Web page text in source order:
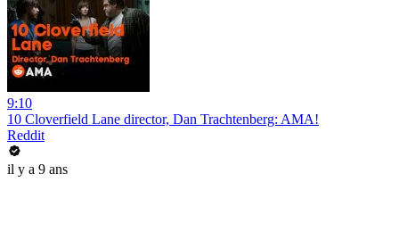
9:10
10 Cloverfield Lane director, Dan Trachtenberg: AMA!
Reddit
il y a 9 ans